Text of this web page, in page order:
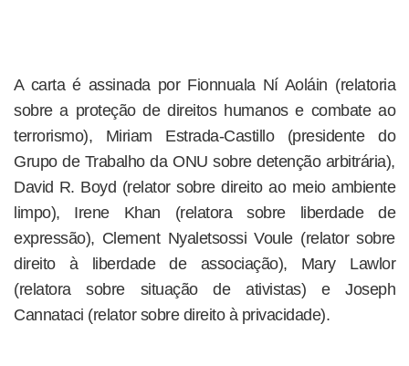
A carta é assinada por Fionnuala Ní Aoláin (relatoria
sobre a proteção de direitos humanos e combate ao
terrorismo), Miriam Estrada-Castillo (presidente do
Grupo de Trabalho da ONU sobre detenção arbitrária),
David R. Boyd (relator sobre direito ao meio ambiente
limpo), Irene Khan (relatora sobre liberdade de
expressão), Clement Nyaletsossi Voule (relator sobre
direito à liberdade de associação), Mary Lawlor
(relatora sobre situação de ativistas) e Joseph
Cannataci (relator sobre direito à privacidade).